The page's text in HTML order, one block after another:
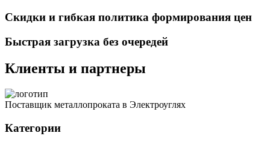
Скидки и гибкая политика формирования цен
Быстрая загрузка без очередей
Клиенты и партнеры
Поставщик металлопроката в Электроуглях
Категории